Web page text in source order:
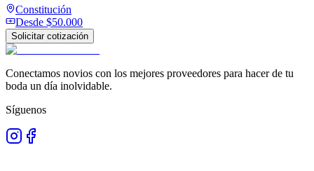
Constitución
Desde $50.000
Solicitar cotización
Conectamos novios con los mejores proveedores para hacer de tu
boda un día inolvidable.
Síguenos